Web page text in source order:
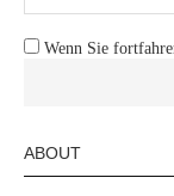
Wenn Sie
ABOUT